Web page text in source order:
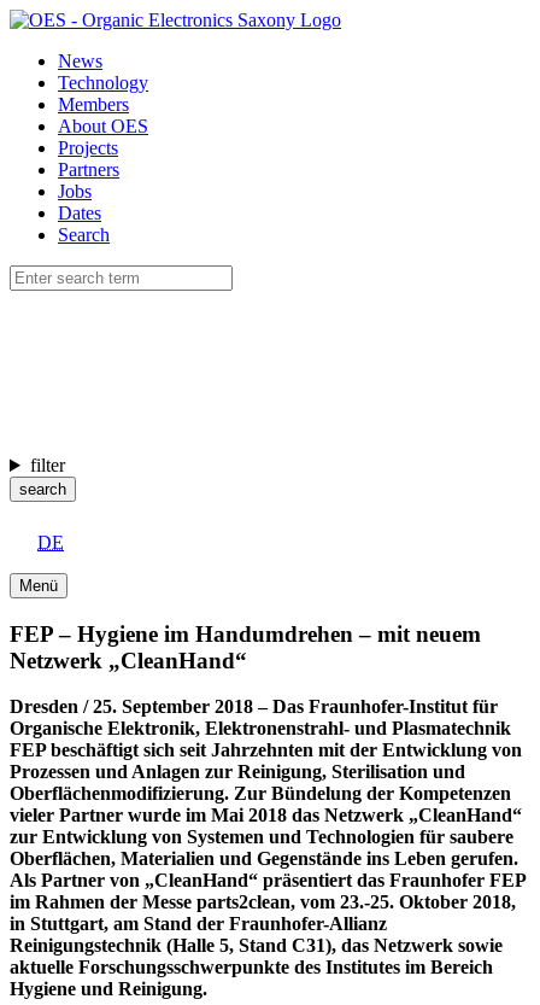
News
Technology
Members
About OES
Projects
Partners
Jobs
Dates
Search
filter
search
DE
Menü
FEP – Hygiene im Handumdrehen – mit neuem
Netzwerk „CleanHand“
Dresden / 25. September 2018 –Das Fraunhofer-Institut für
Organische Elektronik, Elektronenstrahl- und Plasmatechnik
FEP beschäftigt sich seit Jahrzehnten mit der Entwicklung von
Prozessen und Anlagen zur Reinigung, Sterilisation und
Oberflächenmodifizierung. Zur Bündelung der Kompetenzen
vieler Partner wurde im Mai 2018 das Netzwerk „CleanHand“
zur Entwicklung von Systemen und Technologien für saubere
Oberflächen, Materialien und Gegenstände ins Leben gerufen.
Als Partner von „CleanHand“ präsentiert das Fraunhofer FEP
im Rahmen der Messe parts2clean, vom 23.-25. Oktober 2018,
in Stuttgart, am Stand der Fraunhofer-Allianz
Reinigungstechnik (Halle 5, Stand C31), das Netzwerk sowie
aktuelle Forschungsschwerpunkte des Institutes im Bereich
Hygiene und Reinigung.